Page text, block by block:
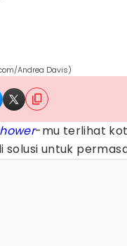
Andrea Davis)
-mu terlihat
solusi untuk